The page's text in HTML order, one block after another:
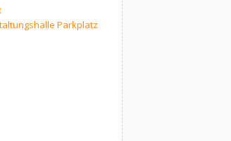
Parkplatz